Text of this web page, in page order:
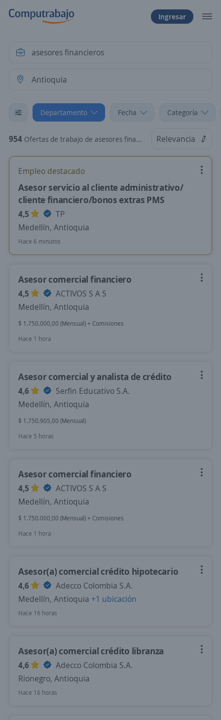
Ingresar
Departamento Fecha Categoría
954 Ofertas de trabajo de asesores financieros en Antioquia Relevancia
Empleo destacado
Asesor servicio al cliente administrativo/
cliente financiero/bonos extras PMS
4,5
TP
Medellín, Antioquia
Hace 6 minutos
Asesor comercial financiero
4,5
ACTIVOS S A S
Medellín, Antioquia
$ 1.750.000,00 (Mensual) + Comisiones
Hace 1 hora
Asesor comercial y analista de crédito
4,6
Serfin Educativo S.A.
Medellín, Antioquia
$ 1.750.905,00 (Mensual)
Hace 5 horas
Asesor comercial financiero
4,5
ACTIVOS S A S
Medellín, Antioquia
$ 1.750.000,00 (Mensual) + Comisiones
Hace 1 hora
Asesor(a) comercial crédito hipotecario
4,6
Adecco Colombia S.A.
Medellín, Antioquia +1 ubicación
Hace 16 horas
Asesor(a) comercial crédito libranza
4,6
Adecco Colombia S.A.
Rionegro, Antioquia
Hace 16 horas